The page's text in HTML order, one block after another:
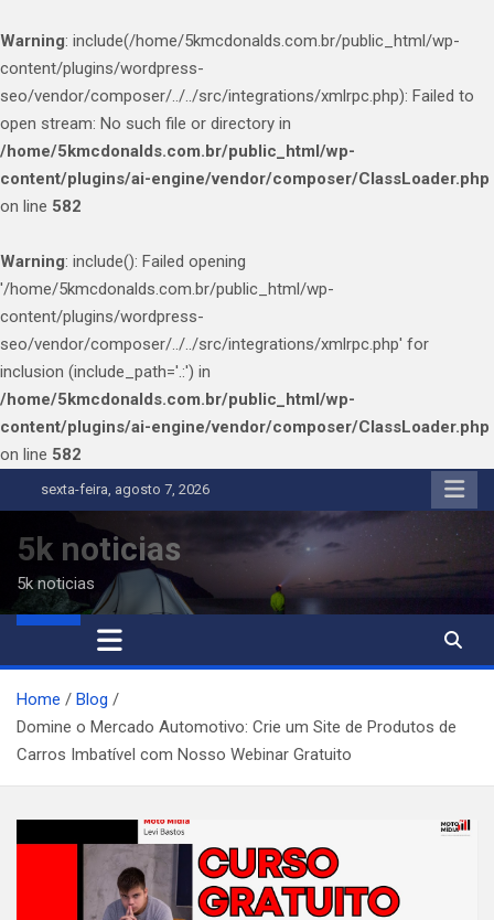
Warning: include(/home/5kmcdonalds.com.br/public_html/wp-
content/plugins/wordpress-
seo/vendor/composer/../../src/integrations/xmlrpc.php): Failed to
open stream: No such file or directory in
/home/5kmcdonalds.com.br/public_html/wp-
content/plugins/ai-engine/vendor/composer/ClassLoader.php
on line 582
Warning: include(): Failed opening
'/home/5kmcdonalds.com.br/public_html/wp-
content/plugins/wordpress-
seo/vendor/composer/../../src/integrations/xmlrpc.php' for
inclusion (include_path='.:') in
/home/5kmcdonalds.com.br/public_html/wp-
content/plugins/ai-engine/vendor/composer/ClassLoader.php
on line 582
to
content
sexta-feira, agosto 7, 2026
5k noticias
5k noticias
Home
Blog
Domine o Mercado Automotivo: Crie um Site de Produtos de
Carros Imbatível com Nosso Webinar Gratuito